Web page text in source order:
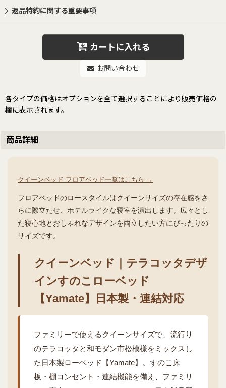
返品特約に関する重要事項
カートに入れる
お問い合わせ
各タイプの価格はオプションを全て選択することにより販売価格の
欄に表示されます。
商品詳細
クイーンベッド フロアベッド一覧はこちら →
フロアベッドのロースタイルはクイーンサイズの存在感をさ
らに際立たせ、ホテルライクな寝室を演出します。広々とし
た寝心地とおしゃれなデザインを両立したい方にぴったりの
サイズです。
クイーンベッド｜テラコッタデザ
インすのこローベッド
【Yamate】日本製・連結対応
ファミリーで使えるクイーンサイズで、流行り
のテラコッタと和モダン市松模様をミックスし
た日本製ローベッド【Yamate】。すのこ床
板・棚コンセント・連結機能を備え、ファミリ